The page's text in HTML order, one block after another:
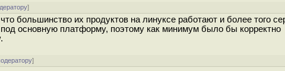
]
большинство их продуктов на линуксе работают и более того
под основную платформу, поэтому как минимум было бы корректно
]